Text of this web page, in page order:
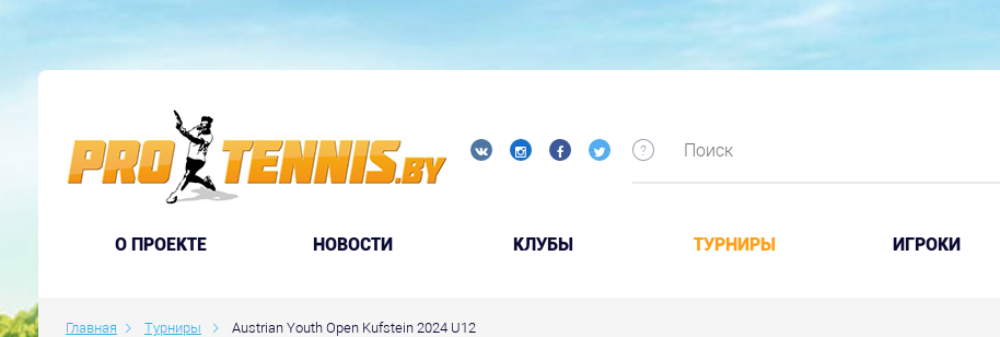
O ПРОЕКТЕ НОВОСТИ КЛУБЫ ТУРНИРЫ ИГРОКИ
Главная Турниры Austrian Youth Open Kufstein 2024 U12